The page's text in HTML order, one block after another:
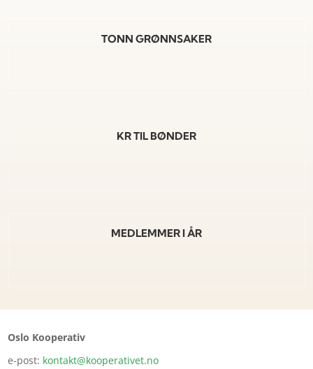
TONN GRØNNSAKER
KR TIL BØNDER
MEDLEMMER I ÅR
Oslo Kooperativ
e-post: kontakt@kooperativet.no